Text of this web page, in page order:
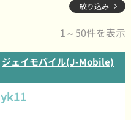
絞り込み
1～50件を表示
ジェイモバイル(J-Mobile)
yk11